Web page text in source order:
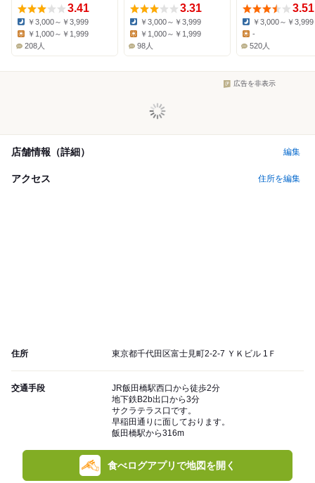
3.41
Dinner:
￥3,000～￥3,999
￥1,000～￥1,999
208人
3.31
Dinner:
￥3,000～￥3,999
Lunch:
￥1,000～￥1,999
98人
3.51
Dinner:
￥3,000～￥3,999
-
520人
広告を非表示
店舗情報（詳細） 編集
アクセス 住所を編集
住所 東京都千代田区富士見町2-2-7 ＹＫビル 1Ｆ
交通手段
JR飯田橋駅西口から徒歩2分
地下鉄B2b出口から3分
サクラテラス口です。
早稲田通りに面しております。
飯田橋駅から316m
食べログアプリで地図を開く